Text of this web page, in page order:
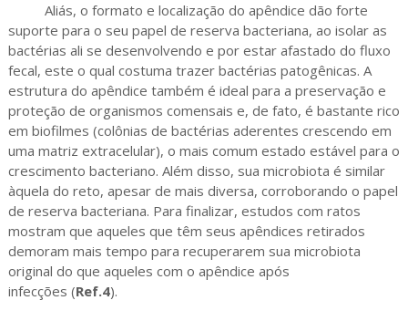
Aliás, o formato e localização do apêndice dão forte
suporte para o seu papel de reserva bacteriana, ao isolar as
bactérias ali se desenvolvendo e por estar afastado do fluxo
fecal, este o qual costuma trazer bactérias patogênicas. A
estrutura do apêndice também é ideal para a preservação e
proteção de organismos comensais e, de fato, é bastante rico
em biofilmes (colônias de bactérias aderentes crescendo em
uma matriz extracelular), o mais comum estado estável para o
crescimento bacteriano. Além disso, sua microbiota é similar
àquela do reto, apesar de mais diversa, corroborando o papel
de reserva bacteriana. Para finalizar, estudos com ratos
mostram que aqueles que têm seus apêndices retirados
demoram mais tempo para recuperarem sua microbiota
original do que aqueles com o apêndice após
infecções (Ref.4).